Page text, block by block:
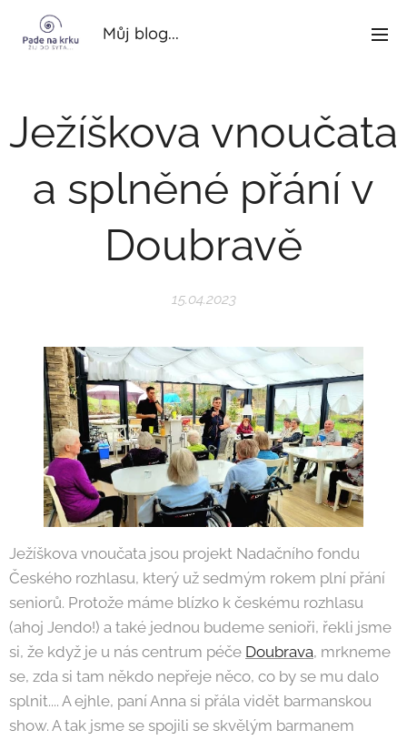
Můj blog...
Ježíškova vnoučata
a splněné přání v
Doubravě
15.04.2023
Ježíškova vnoučata jsou projekt Nadačního fondu
Českého rozhlasu, který už sedmým rokem plní přání
seniorů. Protože máme blízko k českému rozhlasu
(ahoj Jendo!) a také jednou budeme senioři, řekli jsme
si, že když je u nás centrum péče Doubrava, mrkneme
se, zda si tam někdo nepřeje něco, co by se mu dalo
splnit.... A ejhle, paní Anna si přála vidět barmanskou
show. A tak jsme se spojili se skvělým barmanem